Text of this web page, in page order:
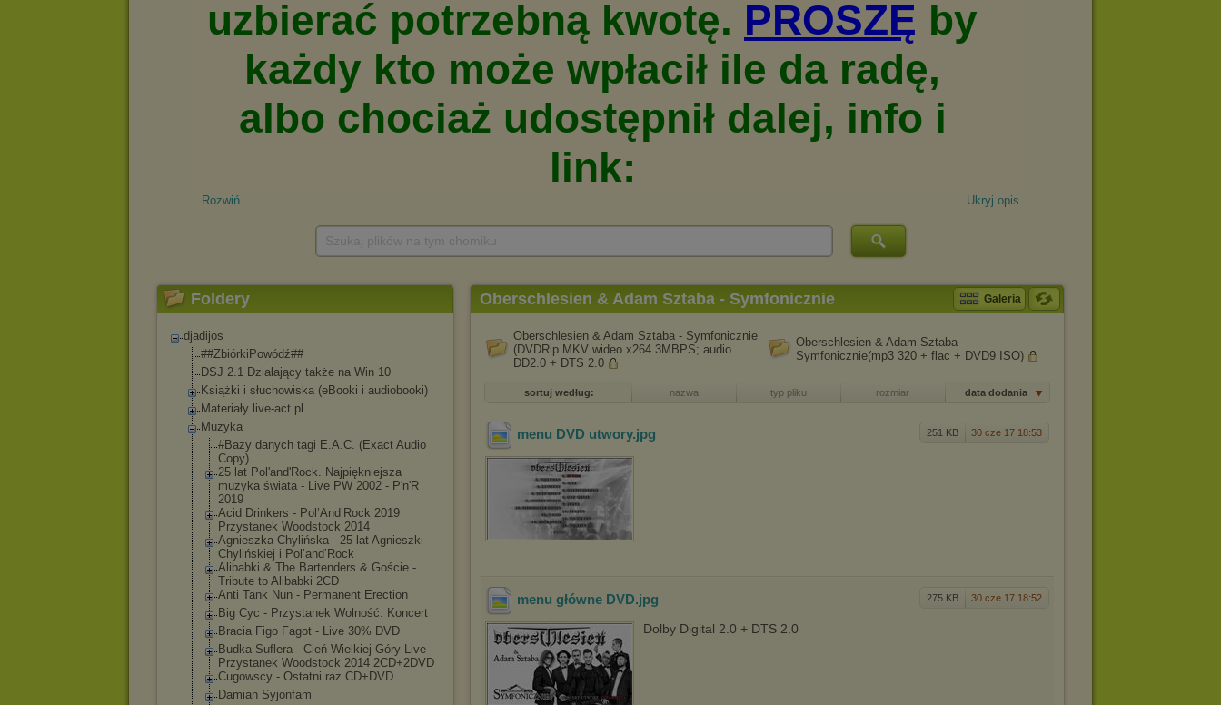
Ukryj opis
Rozwiń
Foldery
djadijos
##ZbiórkiPowódź##
DSJ 2.1 Działający także na Win 10
Książki i słuchowiska (eBooki i audiobooki)
Materiały live-act.pl
Muzyka
#Bazy danych tagi E.A.C. (Exact Audio
Copy)
25 lat Pol'and'Rock. Najpiękniejsza
muzyka świata - Live PW 2002 - P'n'R
2019
Acid Drinkers - Pol’And’Rock 2019
Przystanek Woodstock 2014
Agnieszka Chylińska ‎- 25 lat Agnieszki
Chylińskiej i Pol’and’Rock
Alibabki & The Bartenders & Goście -
Tribute to Alibabki 2CD
Anti Tank Nun - Permanent Erection
Big Cyc - Przystanek Wolność. Koncert
Bracia Figo Fagot ‎- Live 30% DVD
Budka Suflera - Cień Wielkiej Góry Live
Przystanek Woodstock 2014 2CD+2DVD
Cugowscy - Ostatni raz CD+DVD
Damian Syjonfam
Oberschlesien & Adam Sztaba - Symfonicznie Galeria
Oberschlesien & Adam Sztaba - Symfonicznie
(DVDRip MKV wideo x264 3MBPS; audio
DD2.0 + DTS 2.0
Oberschlesien & Adam Sztaba -
Symfonicznie(mp3 320 + flac + DVD9 ISO)
sortuj według: nazwa typ pliku rozmiar data dodania
251 KB 30 cze 17 18:53
menu DVD utwory.jpg
275 KB 30 cze 17 18:52
menu główne DVD.jpg
Dolby Digital 2.0 + DTS 2.0